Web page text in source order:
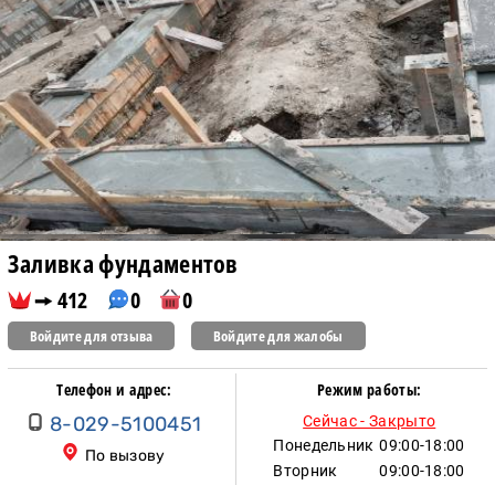
Заливка фундаментов
412 0 0
Войдите для отзыва Войдите для жалобы
Телефон и адрес:
8-029-5100451
По вызову
Режим работы:
Сейчас - Закрыто
Понедельник 09:00-18:00
Вторник
09:00-18:00